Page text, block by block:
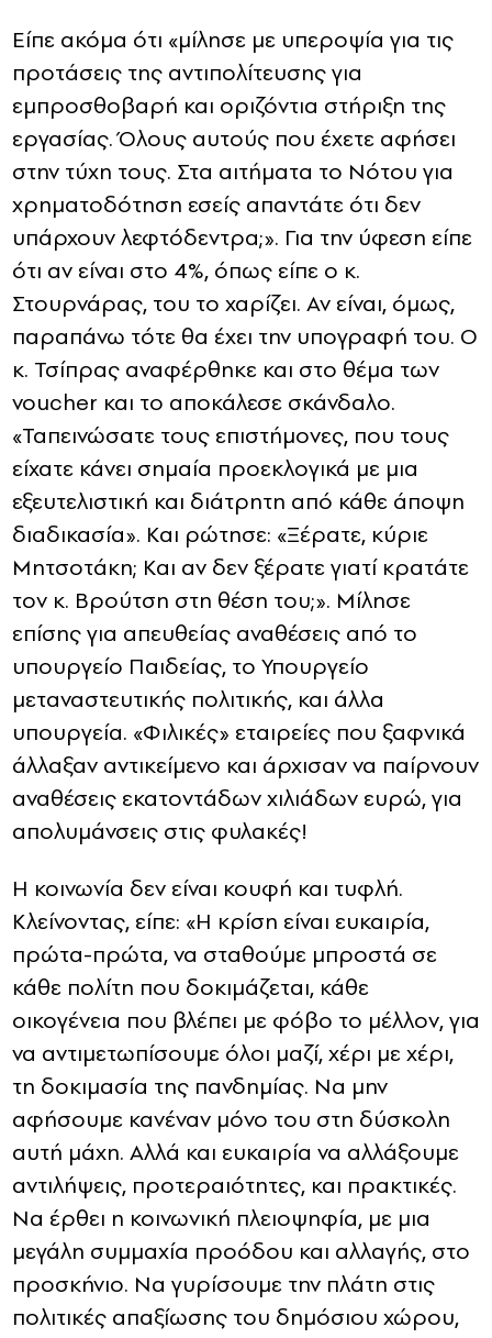
Είπε ακόμα ότι «μίλησε με υπεροψία για τις
προτάσεις της αντιπολίτευσης για
εμπροσθοβαρή και οριζόντια στήριξη της
εργασίας. Όλους αυτούς που έχετε αφήσει
στην τύχη τους. Στα αιτήματα το Νότου για
χρηματοδότηση εσείς απαντάτε ότι δεν
υπάρχουν λεφτόδεντρα;». Για την ύφεση είπε
ότι αν είναι στο 4%, όπως είπε ο κ.
Στουρνάρας, του το χαρίζει. Αν είναι, όμως,
παραπάνω τότε θα έχει την υπογραφή του. Ο
κ. Τσίπρας αναφέρθηκε και στο θέμα των
voucher και το αποκάλεσε σκάνδαλο.
«Ταπεινώσατε τους επιστήμονες, που τους
είχατε κάνει σημαία προεκλογικά με μια
εξευτελιστική και διάτρητη από κάθε άποψη
διαδικασία». Και ρώτησε: «Ξέρατε, κύριε
Μητσοτάκη; Και αν δεν ξέρατε γιατί κρατάτε
τον κ. Βρούτση στη θέση του;». Μίλησε
επίσης για απευθείας αναθέσεις από το
υπουργείο Παιδείας, το Υπουργείο
μεταναστευτικής πολιτικής, και άλλα
υπουργεία. «Φιλικές» εταιρείες που ξαφνικά
άλλαξαν αντικείμενο και άρχισαν να παίρνουν
αναθέσεις εκατοντάδων χιλιάδων ευρώ, για
απολυμάνσεις στις φυλακές!
Η κοινωνία δεν είναι κουφή και τυφλή.
Κλείνοντας, είπε: «Η κρίση είναι ευκαιρία,
πρώτα-πρώτα, να σταθούμε μπροστά σε
κάθε πολίτη που δοκιμάζεται, κάθε
οικογένεια που βλέπει με φόβο το μέλλον, για
να αντιμετωπίσουμε όλοι μαζί, χέρι με χέρι,
τη δοκιμασία της πανδημίας. Να μην
αφήσουμε κανέναν μόνο του στη δύσκολη
αυτή μάχη. Αλλά και ευκαιρία να αλλάξουμε
αντιλήψεις, προτεραιότητες, και πρακτικές.
Να έρθει η κοινωνική πλειοψηφία, με μια
μεγάλη συμμαχία προόδου και αλλαγής, στο
προσκήνιο. Να γυρίσουμε την πλάτη στις
πολιτικές απαξίωσης του δημόσιου χώρου,